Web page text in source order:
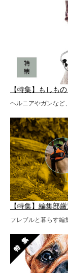
【特集】もしも
ヘルニアやガンなど
【特集】編集部
フレブルと暮らす編